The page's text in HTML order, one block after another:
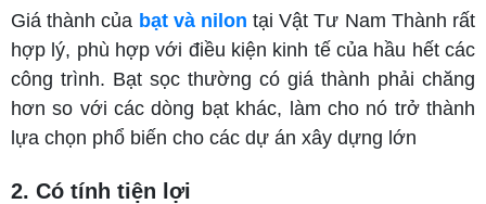
Giá thành của bạt và nilon tại Vật Tư Nam Thành rất
hợp lý, phù hợp với điều kiện kinh tế của hầu hết các
công trình. Bạt sọc thường có giá thành phải chăng
hơn so với các dòng bạt khác, làm cho nó trở thành
lựa chọn phổ biến cho các dự án xây dựng lớn
2. Có tính tiện lợi